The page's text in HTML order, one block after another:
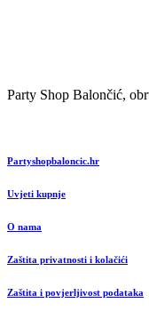
Party Shop Balončić,
Partyshopbaloncic.hr
Uvjeti kupnje
O nama
Zaštita privatnosti i kolačići
Zaštita i povjerljivost podataka